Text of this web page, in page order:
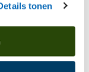
tonen